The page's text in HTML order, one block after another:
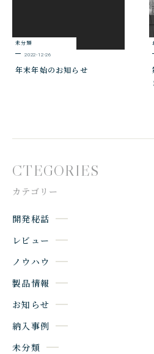
未分類
2022-12-26
年末年始のお知らせ
CTEGORIES
カテゴリー
開発秘話
レビュー
ノウハウ
製品情報
お知らせ
納入事例
未分類